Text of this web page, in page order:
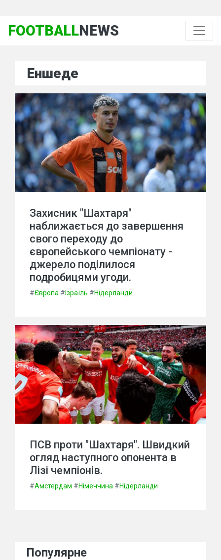
FOOTBALLNEWS
Еншеде
Захисник "Шахтаря"
наближається до завершення
свого переходу до
європейського чемпіонату -
джерело поділилося
подробицями угоди.
#Європа # Ізраїль #Нідерланди
ПСВ проти "Шахтаря". Швидкий
огляд наступного опонента в
Лізі чемпіонів.
#Амстердам #Німеччина #Нідерланди
Популярне